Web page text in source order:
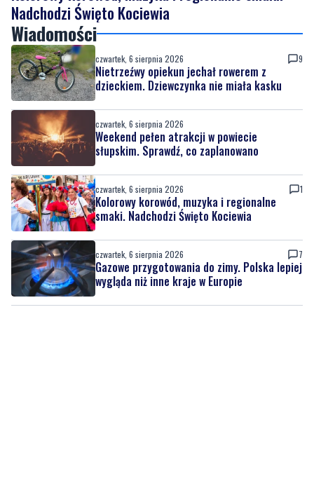
czwartek, 6 sierpnia 2026
Nietrzeźwy opiekun jechał rowerem z
dzieckiem. Dziewczynka nie miała kasku
czwartek, 6 sierpnia 2026
Weekend pełen atrakcji w powiecie
czwartek, 6 sierpnia 2026
Kolorowy korowód, muzyka i regionalne
czwartek, 6 sierpnia 2026
Gazowe przygotowania do zimy. Polska lepiej